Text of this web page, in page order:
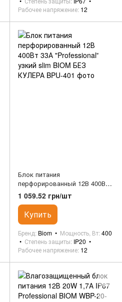
Рабочее напряжение 12
Блок питания
перфорированный 12В 400Вт
33А "Professional" узкий slim
BIOM БЕЗ КУЛЕРА
1 059.52 грн/шт
Купить
Бренд Biom Мощность, Вт 400
Степень защиты IP20
Рабочее напряжение 12